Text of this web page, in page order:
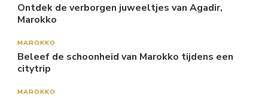
Ontdek de verborgen juweeltjes van Agadir,
Marokko
MAROKKO
Beleef de schoonheid van Marokko tijdens een
citytrip
MAROKKO